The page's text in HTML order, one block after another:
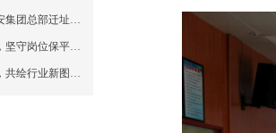
广东国盾特卫保安集团总部迁址公告
情暖中秋送关怀，坚守岗位保平安​——集团公司工会组织开展“情暖中秋”慰问活动
粤浙携手筑平安，共绘行业新图景——国盾特卫与安邦科技战略合作暨人防一体化项目签约仪式圆满举行